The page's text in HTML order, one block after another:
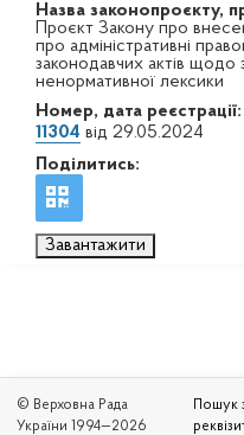
Назва законопроєкту,
Проєкт Закону про
про адміністративні
законодавчих актів щодо
ненормативної лексики
Номер, дата реєстрації:
11304 від 29.05.2024
Поділитись:
Завантажити
© Верховна Рада
України 1994—2026
Пошук